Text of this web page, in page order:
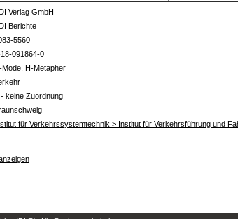
Verlag GmbH
Berichte
5560
091864-0
Mode, H-Metapher
keine Zuordnung
für Verkehrssystemtechnik > Institut für Verkehrsführung und